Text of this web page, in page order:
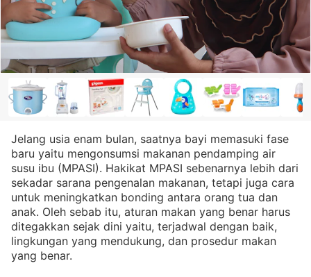
Jelang usia enam bulan, saatnya bayi memasuki fase
baru yaitu mengonsumsi makanan pendamping air
susu ibu (MPASI). Hakikat MPASI sebenarnya lebih dari
sekadar sarana pengenalan makanan, tetapi juga cara
untuk meningkatkan bonding antara orang tua dan
anak. Oleh sebab itu, aturan makan yang benar harus
ditegakkan sejak dini yaitu, terjadwal dengan baik,
lingkungan yang mendukung, dan prosedur makan
yang benar.